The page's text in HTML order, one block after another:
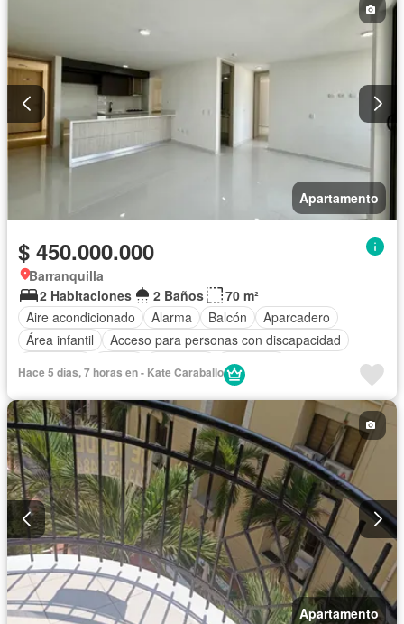
Agua
Apartamento
$ 450.000.000
Barranquilla
2 Habitaciones
2 Baños
70 m²
Aire acondicionado
Alarma Balcón
Aparcadero
Área infantil
Acceso para personas con discapacidad
Gimnasio
Jacuzzi
Gas natural
Vista panorámica
Sauna
Seguridad privada
Cuarto de servicio
Piscina
Cancha de tenis
Agua Patio
Hace 5 días, 7 horas en - Kate Caraballo
Apartamento